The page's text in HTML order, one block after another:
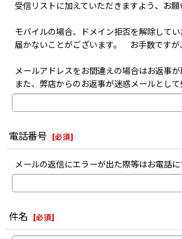
受信リストに加えていただきますよう、お願
モバイルの場合、ドメイン拒否を解除して
届かないことがございます。 お手数ですが
メールアドレスをお間違えの場合はお返事が
また、弊店からのお返事が迷惑メールとし
電話番号 [必須]
メールの返信にエラーが出た際等はお電話
件名 [必須]